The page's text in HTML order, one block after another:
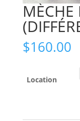
$160.00
Location